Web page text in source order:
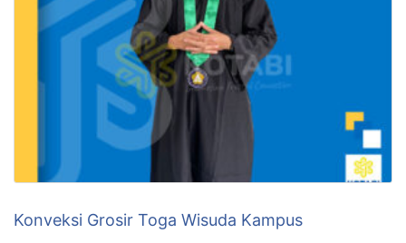
Konveksi Grosir Toga Wisuda Kampus